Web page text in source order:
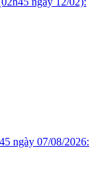
ngày 07/08/2026: